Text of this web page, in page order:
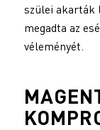
szülei akarták
megadta az
véleményét.